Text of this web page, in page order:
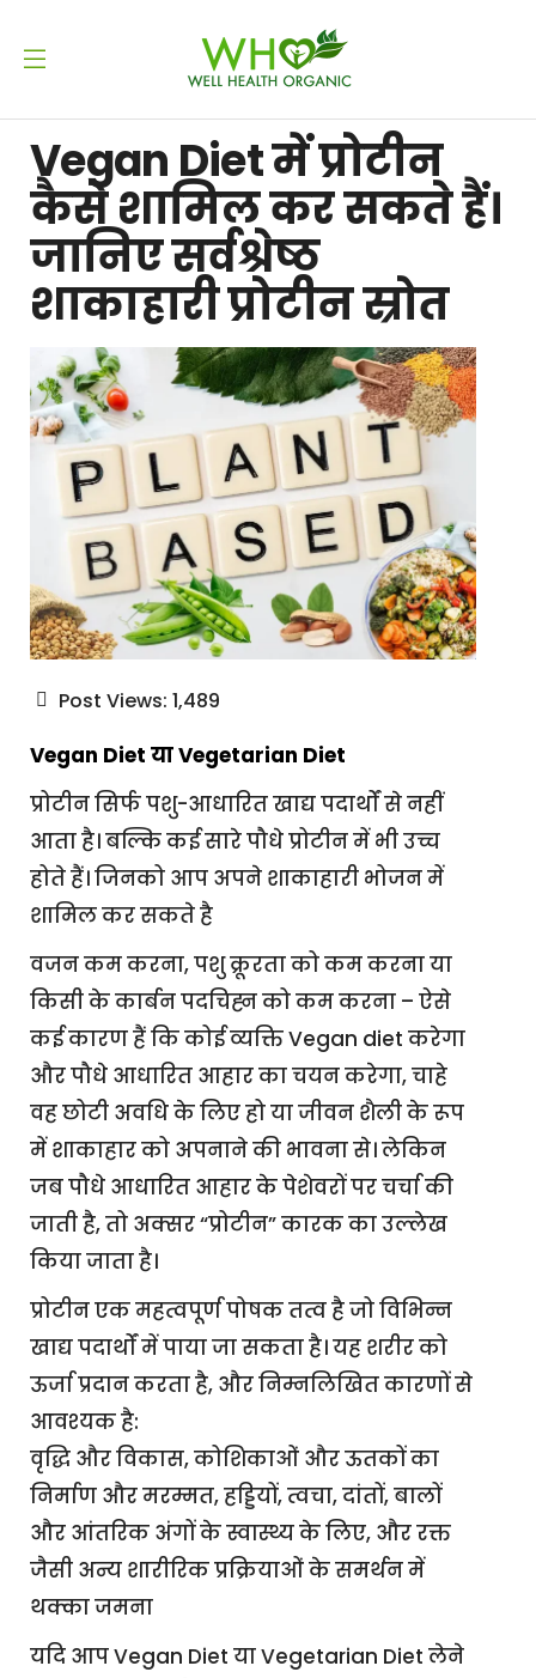
Vegan Diet में प्रोटीन
कैसे शामिल कर सकते हैं।
जानिए सर्वश्रेष्ठ
शाकाहारी प्रोटीन स्रोत
Post Views: 1,489
Vegan Diet या Vegetarian Diet
प्रोटीन सिर्फ पशु-आधारित खाद्य पदार्थों से नहीं
आता है। बल्कि कई सारे पौधे प्रोटीन में भी उच्च
होते हैं। जिनको आप अपने शाकाहारी भोजन में
शामिल कर सकते है
वजन कम करना, पशु क्रूरता को कम करना या
किसी के कार्बन पदचिह्न को कम करना – ऐसे
कई कारण हैं कि कोई व्यक्ति Vegan diet करेगा
और पौधे आधारित आहार का चयन करेगा, चाहे
वह छोटी अवधि के लिए हो या जीवन शैली के रूप
में शाकाहार को अपनाने की भावना से। लेकिन
जब पौधे आधारित आहार के पेशेवरों पर चर्चा की
जाती है, तो अक्सर “प्रोटीन” कारक का उल्लेख
किया जाता है।
प्रोटीन एक महत्वपूर्ण पोषक तत्व है जो विभिन्न
खाद्य पदार्थों में पाया जा सकता है। यह शरीर को
ऊर्जा प्रदान करता है, और निम्नलिखित कारणों से
आवश्यक है:
वृद्धि और विकास, कोशिकाओं और ऊतकों का
निर्माण और मरम्मत, हड्डियों, त्वचा, दांतों, बालों
और आंतरिक अंगों के स्वास्थ्य के लिए, और रक्त
जैसी अन्य शारीरिक प्रक्रियाओं के समर्थन में
थक्का जमना
यदि आप Vegan Diet या Vegetarian Diet लेने